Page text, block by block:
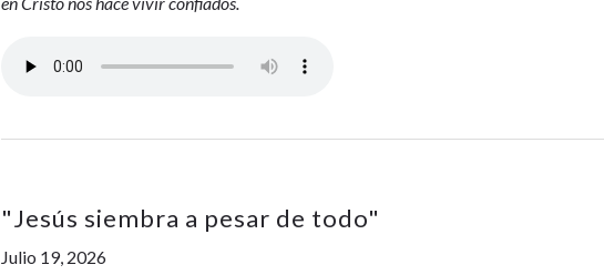
"Jesús siembra a pesar de todo"
Julio 19, 2026